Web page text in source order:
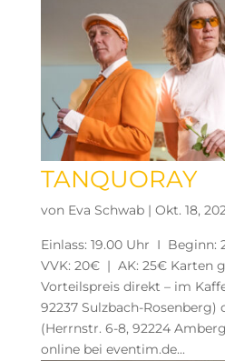
TANQUORAY
von Eva Schwab| Okt. 18,
Einlass: 19.00 Uhr I Beginn:
VVK: 20€ | AK: 25€ Karten
Vorteilspreis direkt – im
92237 Sulzbach-Rosenberg)
(Herrnstr. 6-8, 92224
online bei eventim.de...